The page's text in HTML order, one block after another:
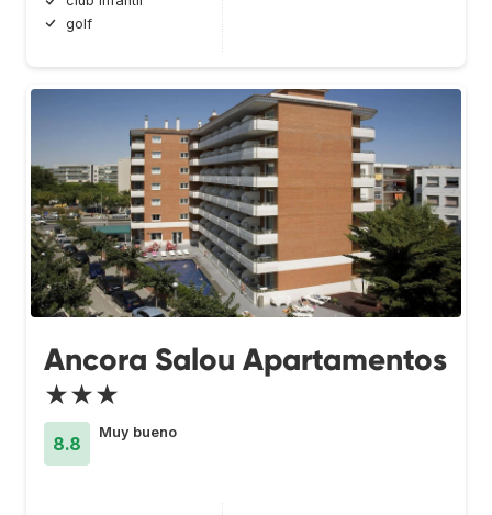
golf
Ancora Salou Apartamentos
★★★
8.8
Muy bueno